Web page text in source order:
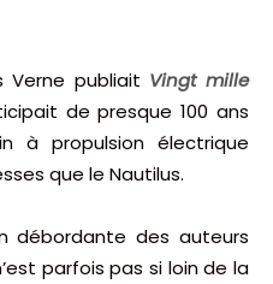
Verne publiait Vingt mille
de presque 100 ans
à propulsion électrique
que le Nautilus.
débordante des auteurs
parfois pas si loin de la